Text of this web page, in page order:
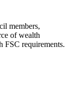
members,
of wealth
FSC requirements.